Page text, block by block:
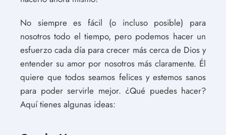
No siempre es fácil (o incluso posible) para
nosotros todo el tiempo, pero podemos hacer un
esfuerzo cada día para crecer más cerca de Dios y
entender su amor por nosotros más claramente. Él
quiere que todos seamos felices y estemos sanos
para poder servirle mejor. ¿Qué puedes hacer?
Aquí tienes algunas ideas: